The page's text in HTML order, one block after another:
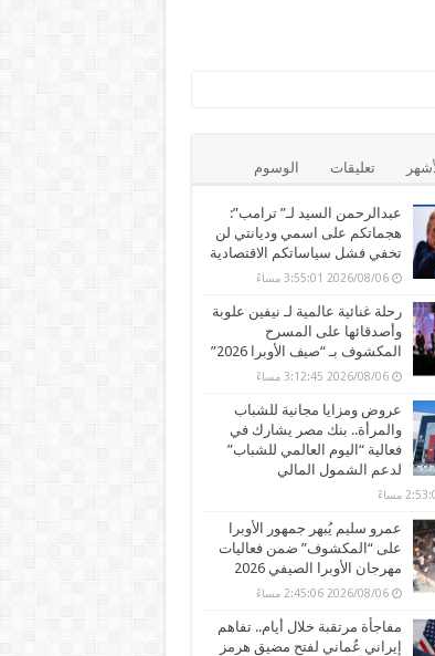
تعليقات الوسوم
عبدالرحمن السيد لـ” ترامب”:
هجماتكم على اسمي وديانتي لن
تخفي فشل سياساتكم الاقتصادية
2026/08/06 3:55:01 مساءً
رحلة غنائية عالمية لـ نيفين علوبة
وأصدقائها على المسرح
المكشوف بـ “صيف الأوبرا 2026”
2026/08/06 3:12:45 مساءً
عروض ومزايا مجانية للشباب
والمرأة.. بنك مصر يشارك في
فعالية “اليوم العالمي للشباب”
لدعم الشمول المالي
عمرو سليم يُبهر جمهور الأوبرا
على “المكشوف” ضمن فعاليات
مهرجان الأوبرا الصيفي 2026
2026/08/06 2:45:06 مساءً
مفاجأة مرتقبة خلال أيام.. تفاهم
إيراني عُماني لفتح مضيق هرمز